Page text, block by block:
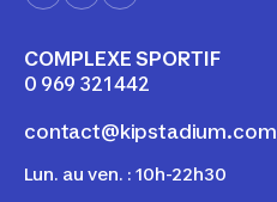
COMPLEXE SPORTIF
0 969 321 442
contact@kipstadium.com
Lun. au ven. : 10h-22h30